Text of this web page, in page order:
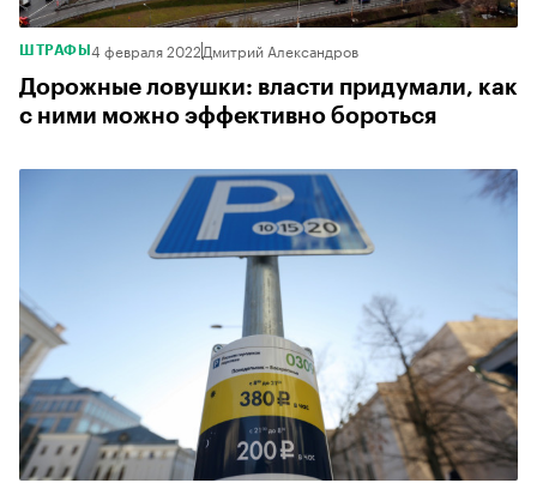
ШТРАФЫ 4 февраля 2022Дмитрий Александров
Дорожные ловушки: власти придумали, как
с ними можно эффективно бороться